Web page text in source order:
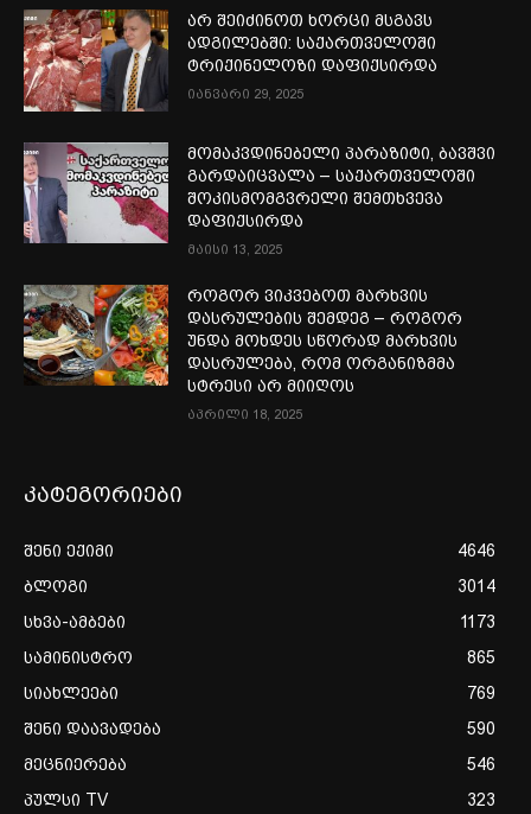
არ შეიძინოთ ხორცი მსგავს
ადგილებში: საქართველოში
ტრიქინელოზი დაფიქსირდა
იანვარი 29, 2025
მომაკვდინებელი პარაზიტი, ბავშვი
გარდაიცვალა – საქართველოში
შოკისმომგვრელი შემთხვევა
დაფიქსირდა
მაისი 13, 2025
როგორ ვიკვებოთ მარხვის
დასრულების შემდეგ – როგორ
უნდა მოხდეს სწორად მარხვის
დასრულება, რომ ორგანიზმმა
სტრესი არ მიიღოს
აპრილი 18, 2025
კატეგორიები
შენი ექიმი
4646
ბლოგი
3014
სხვა-ამბები
1173
სამინისტრო
865
სიახლეები
769
შენი დაავადება
590
მეცნიერება
546
პულსი TV
323